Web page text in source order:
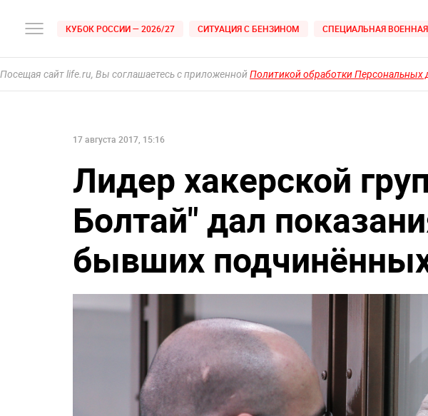
КУБОК РОССИИ — 2026/27 СИТУАЦИЯ С БЕНЗИНОМ СПЕЦИАЛЬНАЯ
Посещая сайт life.ru, Вы соглашаетесь с приложеннойПолитикой обработки Персональных
17 августа 2017, 15:16
Лидер хакерской
Болтай" дал
бывших